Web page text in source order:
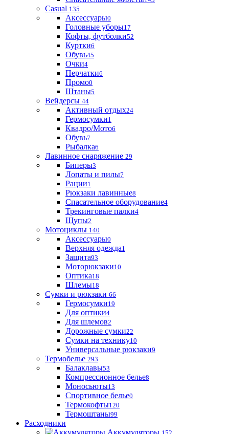
Casual 135
Аксессуары0
Головные уборы17
Кофты, футболки52
Куртки6
Обувь45
Очки4
Перчатки6
Промо0
Штаны5
Вейдерсы 44
Активный отдых24
Гермосумки1
Квадро/Мото6
Обувь7
Рыбалка6
Лавинное снаряжение 29
Биперы3
Лопаты и пилы7
Рации1
Рюкзаки лавинные8
Спасательное оборудование4
Трекинговые палки4
Щупы2
Мотоциклы 140
Аксессуары0
Верхняя одежда1
Защита93
Моторюкзаки10
Оптика18
Шлемы18
Сумки и рюкзаки 66
Гермосумки19
Для оптики4
Для шлемов2
Дорожные сумки22
Сумки на технику10
Универсальные рюкзаки9
Термобелье 293
Балаклавы53
Компрессионное белье8
Моносьюты13
Спортивное белье0
Термокофты120
Термоштаны99
Расходники
Аккумуляторы